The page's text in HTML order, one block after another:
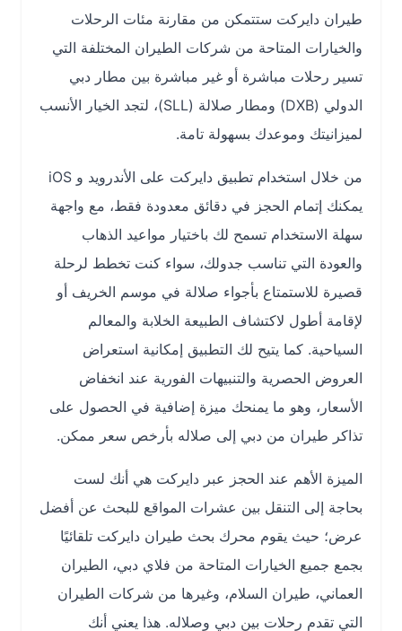
طيران دايركت ستتمكن من مقارنة مئات الرحلات
والخيارات المتاحة من شركات الطيران المختلفة التي
تسير رحلات مباشرة أو غير مباشرة بين مطار دبي
الدولي (DXB) ومطار صلالة (SLL)، لتجد الخيار الأنسب
لميزانيتك وموعدك بسهولة تامة.
من خلال استخدام تطبيق دايركت على الأندرويد و iOS
يمكنك إتمام الحجز في دقائق معدودة فقط، مع واجهة
سهلة الاستخدام تسمح لك باختيار مواعيد الذهاب
والعودة التي تناسب جدولك، سواء كنت تخطط لرحلة
قصيرة للاستمتاع بأجواء صلالة في موسم الخريف أو
لإقامة أطول لاكتشاف الطبيعة الخلابة والمعالم
السياحية. كما يتيح لك التطبيق إمكانية استعراض
العروض الحصرية والتنبيهات الفورية عند انخفاض
الأسعار، وهو ما يمنحك ميزة إضافية في الحصول على
تذاكر طيران من دبي إلى صلاله بأرخص سعر ممكن.
الميزة الأهم عند الحجز عبر دايركت هي أنك لست
بحاجة إلى التنقل بين عشرات المواقع للبحث عن أفضل
عرض؛ حيث يقوم محرك بحث طيران دايركت تلقائيًا
بجمع جميع الخيارات المتاحة من فلاي دبي، الطيران
العماني، طيران السلام، وغيرها من شركات الطيران
التي تقدم رحلات بين دبي وصلاله. هذا يعني أنك